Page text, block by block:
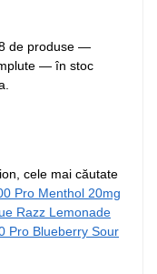
de produse —
— în stoc
cele mai căutate
Pro Menthol 20mg
Razz Lemonade
Pro Blueberry Sour